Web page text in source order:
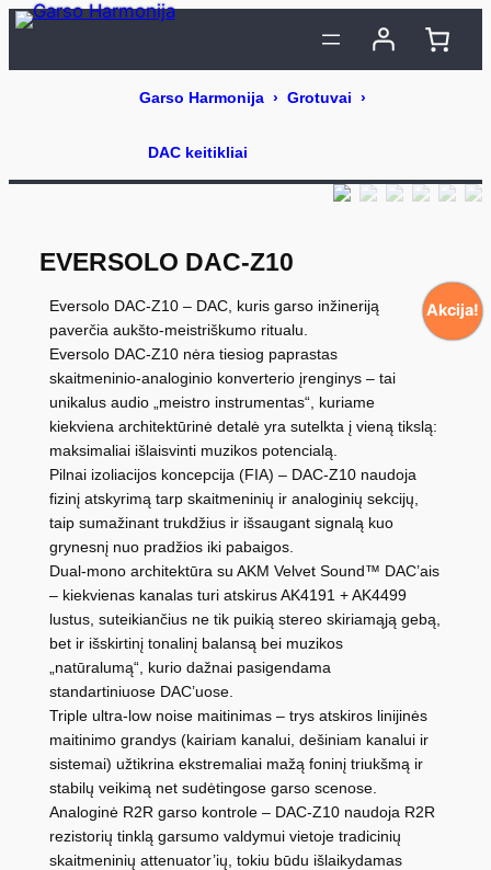
Eiti
Akcija!
EVERSOLO DAC-Z10
Eversolo DAC‑Z10 – DAC, kuris garso inžineriją
paverčia aukšto‑meistriškumo ritualu.
Eversolo DAC‑Z10 nėra tiesiog paprastas
skaitmeninio‑analoginio konverterio įrenginys – tai
unikalus audio „meistro instrumentas“, kuriame
kiekviena architektūrinė detalė yra sutelkta į vieną tikslą:
maksimaliai išlaisvinti muzikos potencialą.
Pilnai izoliacijos koncepcija (FIA) – DAC‑Z10 naudoja
fizinį atskyrimą tarp skaitmeninių ir analoginių sekcijų,
taip sumažinant trukdžius ir išsaugant signalą kuo
grynesnį nuo pradžios iki pabaigos.
Dual‑mono architektūra su AKM Velvet Sound™ DAC’ais
– kiekvienas kanalas turi atskirus AK4191 + AK4499
lustus, suteikiančius ne tik puikią stereo skiriamąją gebą,
bet ir išskirtinį tonalinį balansą bei muzikos
„natūralumą“, kurio dažnai pasigendama
standartiniuose DAC’uose.
Triple ultra‑low noise maitinimas – trys atskiros linijinės
maitinimo grandys (kairiam kanalui, dešiniam kanalui ir
sistemai) užtikrina ekstremaliai mažą foninį triukšmą ir
stabilų veikimą net sudėtingose garso scenose.
Analoginė R2R garso kontrole – DAC‑Z10 naudoja R2R
rezistorių tinklą garsumo valdymui vietoje tradicinių
skaitmeninių attenuator’ių, tokiu būdu išlaikydamas